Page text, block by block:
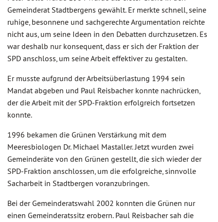
Gemeinderat Stadtbergens gewählt. Er merkte schnell, seine
ruhige, besonnene und sachgerechte Argumentation reichte
nicht aus, um seine Ideen in den Debatten durchzusetzen. Es
war deshalb nur konsequent, dass er sich der Fraktion der
SPD anschloss, um seine Arbeit effektiver zu gestalten.
Er musste aufgrund der Arbeitsüberlastung 1994 sein
Mandat abgeben und Paul Reisbacher konnte nachrücken,
der die Arbeit mit der SPD-Fraktion erfolgreich fortsetzen
konnte.
1996 bekamen die Grünen Verstärkung mit dem
Meeresbiologen Dr. Michael Mastaller. Jetzt wurden zwei
Gemeinderäte von den Grünen gestellt, die sich wieder der
SPD-Fraktion anschlossen, um die erfolgreiche, sinnvolle
Sacharbeit in Stadtbergen voranzubringen.
Bei der Gemeinderatswahl 2002 konnten die Grünen nur
einen Gemeinderatssitz erobern. Paul Reisbacher sah die